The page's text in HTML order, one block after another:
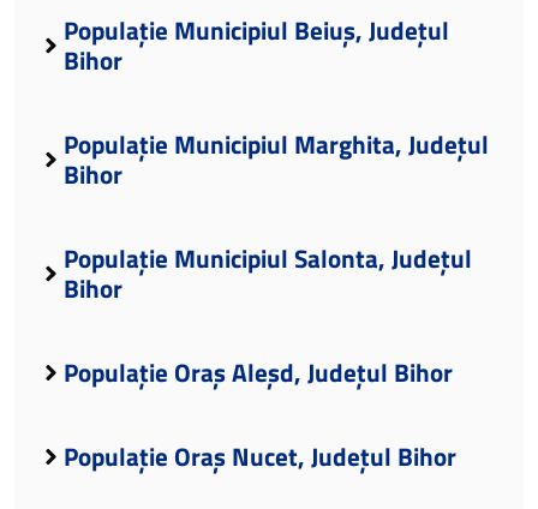
Populație Municipiul Beiuș, Județul
Bihor
Populație Municipiul Marghita, Județul
Bihor
Populație Municipiul Salonta, Județul
Bihor
Populație Oraș Aleșd, Județul Bihor
Populație Oraș Nucet, Județul Bihor